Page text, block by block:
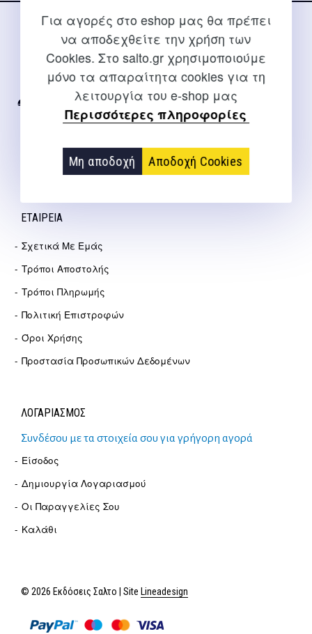
Για αγορές στο eshop μας θα πρέπει
να αποδεχθείτε την χρήση των
Cookies. Στο salto.gr χρησιμοποιούμε
μόνο τα απαραίτητα cookies για τη
λειτουργία του e-shop μας
Περισσότερες πληροφορίες
Μη αποδοχή Αποδοχή Cookies
ΕΠΙΚΟΙΝΩΝΊΑ
Για διευκρινίσεις και υποστήριξη παραγγελιών μέσω του
Internet
2310 267108
Αγγελάκη 21, Θεσσαλονίκη
ΕΤΑΙΡΕΊΑ
Σχετικά Με Εμάς
Τρόποι Αποστολής
Τρόποι Πληρωμής
Πολιτική Επιστροφών
Όροι Χρήσης
Προστασία Προσωπικών Δεδομένων
ΛΟΓΑΡΙΑΣΜΟΣ
Συνδέσου με τα στοιχεία σου για γρήγορη αγορά
Είσοδος
Δημιουργία Λογαριασμού
Οι Παραγγελίες Σου
Καλάθι
© 2026 Εκδόσεις Σαλτο | Site Lineadesign